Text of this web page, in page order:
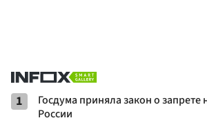
1
Госдума приняла закон о
России